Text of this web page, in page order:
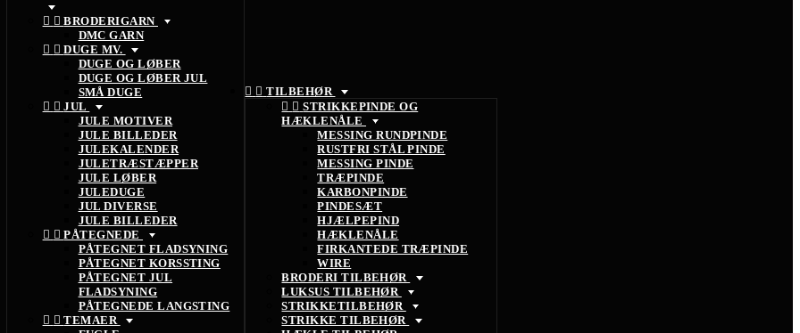
  BRODERIGARN
DMC GARN
  DUGE MV.
DUGE OG LØBER
DUGE OG LØBER JUL
SMÅ DUGE
  JUL
JULE MOTIVER
JULE BILLEDER
JULEKALENDER
JULETRÆSTÆPPER
JULE LØBER
JULEDUGE
JUL DIVERSE
JULE BILLEDER
  PÅTEGNEDE
PÅTEGNET FLADSYNING
PÅTEGNET KORSSTING
PÅTEGNET JUL
FLADSYNING
PÅTEGNEDE LANGSTING
  TEMAER
  TILBEHØR
  STRIKKEPINDE OG
HÆKLENÅLE
MESSING RUNDPINDE
RUSTFRI STÅL PINDE
MESSING PINDE
TRÆPINDE
KARBONPINDE
PINDESÆT
HJÆLPEPIND
HÆKLENÅLE
FIRKANTEDE TRÆPINDE
WIRE
BRODERI TILBEHØR
LUKSUS TILBEHØR
STRIKKETILBEHØR
STRIKKE TILBEHØR